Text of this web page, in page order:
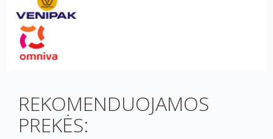
REKOMENDUOJAMOS
PREKĖS: